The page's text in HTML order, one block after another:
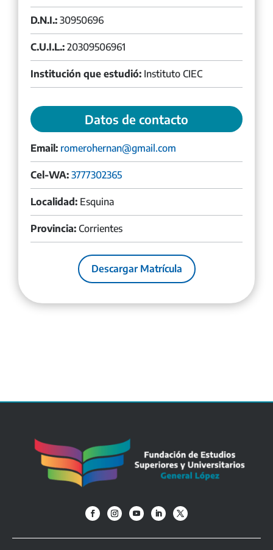
D.N.I.: 30950696
C.U.I.L.: 20309506961
Institución que estudió: Instituto CIEC
Datos de contacto
Email: romerohernan@gmail.com
Cel-WA: 3777302365
Localidad: Esquina
Provincia: Corrientes
Descargar Matrícula